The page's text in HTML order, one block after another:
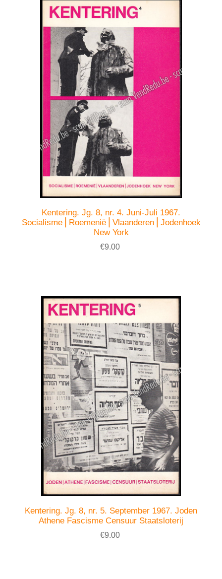
Kentering. Jg. 8, nr. 4. Juni-Juli 1967.
Socialisme⎪Roemenië⎪Vlaanderen⎪Jodenhoek
New York
€9.00
Kentering. Jg. 8, nr. 5. September 1967. Joden
Athene Fascisme Censuur Staatsloterij
€9.00